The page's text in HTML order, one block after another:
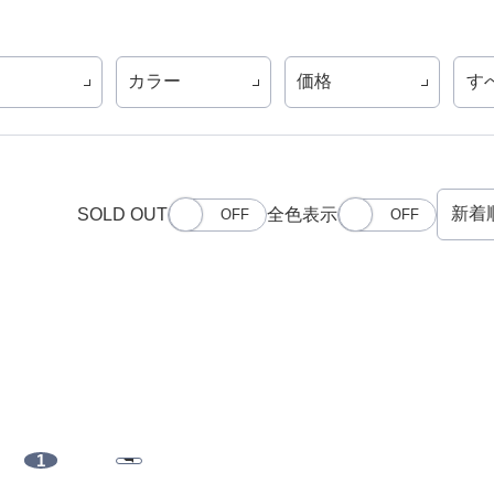
カラー 価格 す
SOLD OUT 全色表示
1